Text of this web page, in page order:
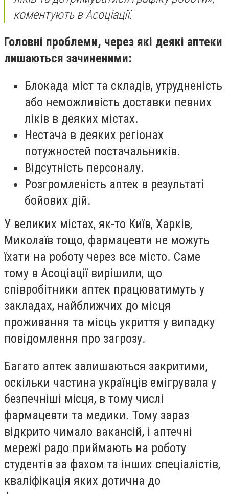
коментують в Асоціації.
Головні проблеми, через які деякі аптеки
лишаються зачиненими:
Блокада міст та складів, утрудненість
або неможливість доставки певних
ліків в деяких містах.
Нестача в деяких регіонах
потужностей постачальників.
Відсутність персоналу.
Розгромленість аптек в результаті
бойових дій.
У великих містах, як-то Київ, Харків,
Миколаїв тощо, фармацевти не можуть
їхати на роботу через все місто. Саме
тому в Асоціації вирішили, що
співробітники аптек працюватимуть у
закладах, найближчих до місця
проживання та місць укриття у випадку
повідомлення про загрозу.
Багато аптек залишаються закритими,
оскільки частина українців емігрувала у
безпечніші місця, в тому числі
фармацевти та медики. Тому зараз
відкрито чимало вакансій, і аптечні
мережі радо приймають на роботу
студентів за фахом та інших спеціалістів,
кваліфікація яких дотична до